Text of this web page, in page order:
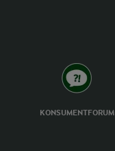
KONSUMENTFORUM